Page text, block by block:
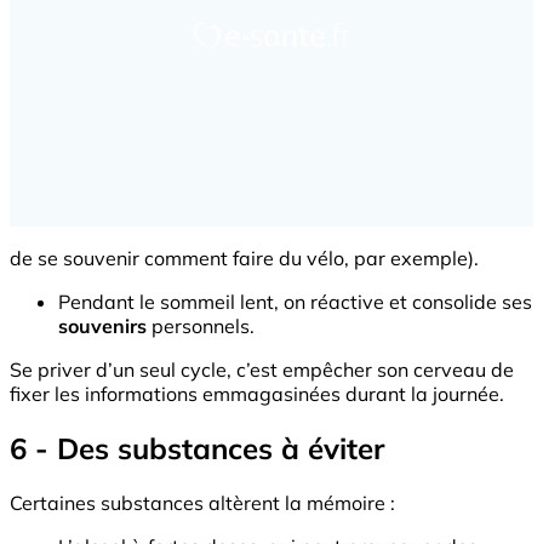
de se souvenir comment faire du vélo, par exemple).
Pendant le sommeil lent, on réactive et consolide ses
souvenirs personnels.
Se priver d’un seul cycle, c’est empêcher son cerveau de
fixer les informations emmagasinées durant la journée.
6 - Des substances à éviter
Certaines substances altèrent la mémoire :